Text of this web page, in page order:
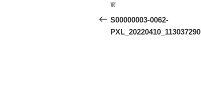
稿
ナ
前
の
投
前
S00000003-0062-
PXL_20220410_113037290